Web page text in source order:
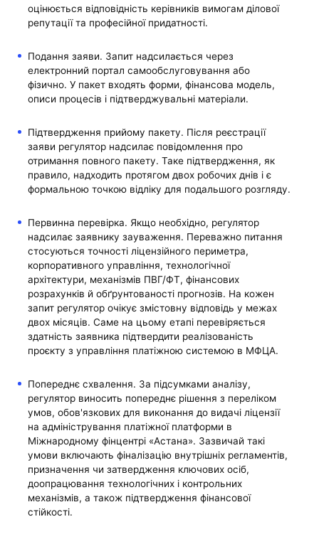
оцінюється відповідність керівників вимогам ділової
репутації та професійної придатності.
Подання заяви. Запит надсилається через
електронний портал самообслуговування або
фізично. У пакет входять форми, фінансова модель,
описи процесів і підтверджувальні матеріали.
Підтвердження прийому пакету. Після реєстрації
заяви регулятор надсилає повідомлення про
отримання повного пакету. Таке підтвердження, як
правило, надходить протягом двох робочих днів і є
формальною точкою відліку для подальшого розгляду.
Первинна перевірка. Якщо необхідно, регулятор
надсилає заявнику зауваження. Переважно питання
стосуються точності ліцензійного периметра,
корпоративного управління, технологічної
архітектури, механізмів ПВГ/ФТ, фінансових
розрахунків й обґрунтованості прогнозів. На кожен
запит регулятор очікує змістовну відповідь у межах
двох місяців. Саме на цьому етапі перевіряється
здатність заявника підтвердити реалізованість
проєкту з управління платіжною системою в МФЦА.
Попереднє схвалення. За підсумками аналізу,
регулятор виносить попереднє рішення з переліком
умов, обов'язкових для виконання до видачі ліцензії
на адміністрування платіжної платформи в
Міжнародному фінцентрі «Астана». Зазвичай такі
умови включають фіналізацію внутрішніх регламентів,
призначення чи затвердження ключових осіб,
доопрацювання технологічних і контрольних
механізмів, а також підтвердження фінансової
стійкості.